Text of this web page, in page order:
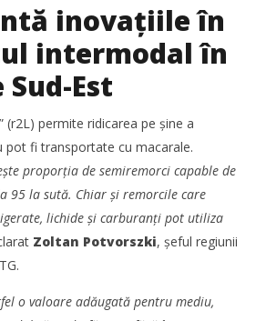
tranzacția de achiziție a Cargus
inovațiile în
intermodal în
Sud-Est
” (r2L) permite ridicarea pe șine a
pot fi transportate cu macarale.
proporția de semiremorci capable de
95 la sută. Chiar și remorcile care
lichide și carburanți pot utiliza
Zoltan Potvorszki, șeful regiunii
o valoare adăugată pentru mediu,